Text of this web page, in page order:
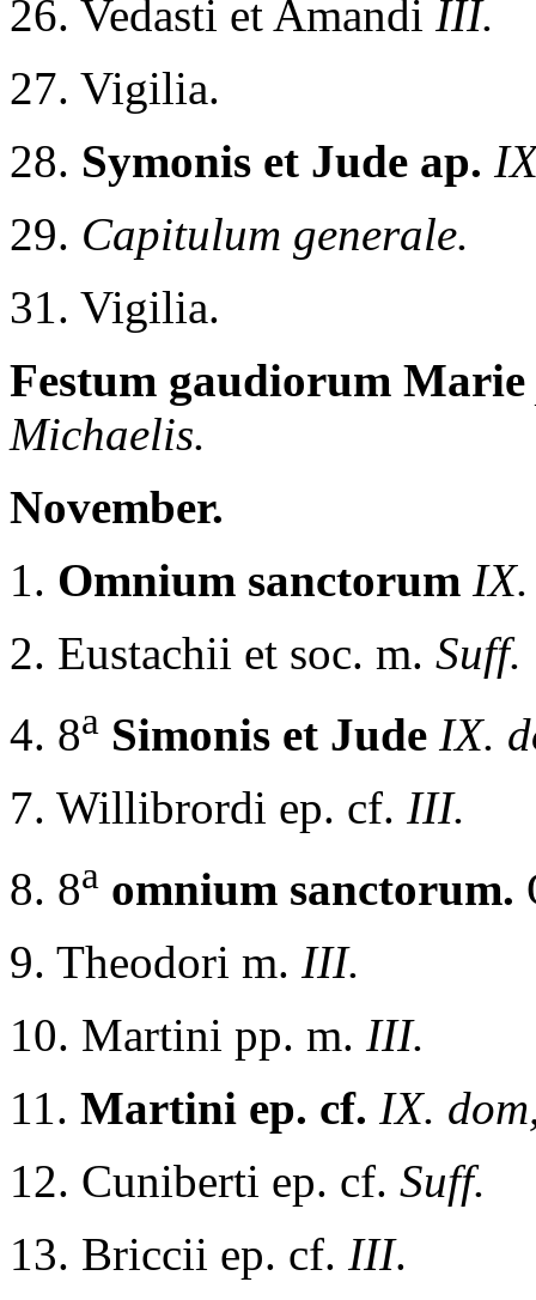
26. Vedasti et Amandi III.
27. Vigilia.
28. Symonis et Jude ap.
29. Capitulum generale.
31. Vigilia.
Festum gaudiorum Marie
Michaelis.
November.
1. Omnium sanctorum
2. Eustachii et soc. m. Suff.
4. 8a Simonis et Jude IX.
7. Willibrordi ep. cf. III.
8. 8a omnium sanctorum.
9. Theodori m. III.
10. Martini pp. m. III.
11. Martini ep. cf. IX.
12. Cuniberti ep. cf. Suff.
13. Briccii ep. cf. III.